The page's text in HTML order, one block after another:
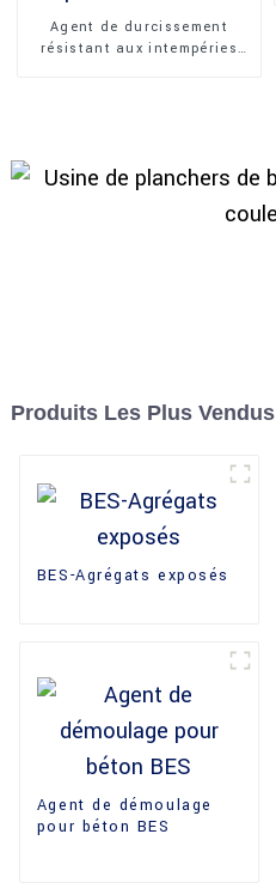
Agent de durcissement
résistant aux intempéries
Produits Les Plus Vendus
BES-Agrégats exposés
Agent de démoulage
pour béton BES